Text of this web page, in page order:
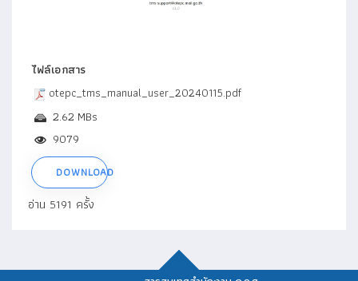
ไฟล์เอกสาร
otepc_tms_manual_user_20240115.pdf
2.62 MBs
9079
DOWNLOAD
อ่าน 5191 ครั้ง